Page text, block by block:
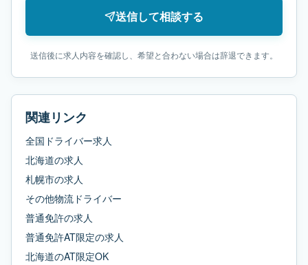
送信して相談する
送信後に求人内容を確認し、希望と合わない場合は辞退できます。
関連リンク
全国ドライバー求人
北海道の求人
札幌市の求人
その他物流ドライバー
普通免許の求人
普通免許AT限定の求人
北海道のAT限定OK